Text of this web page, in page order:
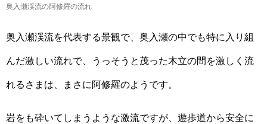
奥入瀬渓流の阿修羅の流れ
奥入瀬渓流を代表する景観で、奥入瀬の中でも特に入り組
んだ激しい流れで、うっそうと茂った木立の間を激しく流
れるさまは、まさに阿修羅のようです。
岩をも砕いてしまうような激流ですが、遊歩道から安全に